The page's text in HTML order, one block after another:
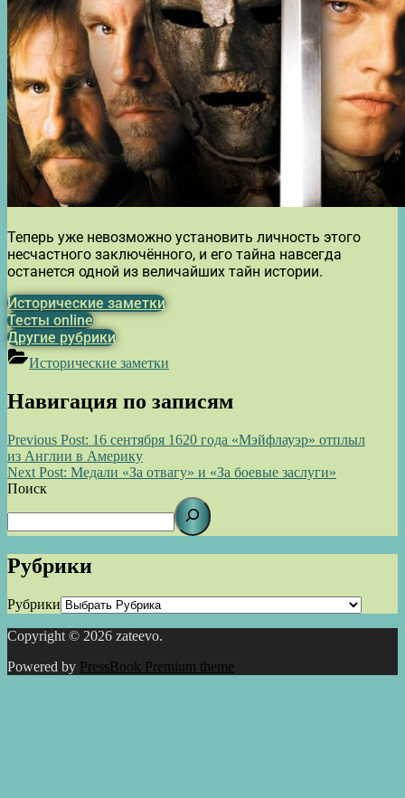
Теперь уже невозможно установить личность этого
несчастного заключённого, и его тайна навсегда
останется одной из величайших тайн истории.
Исторические заметки
Тесты online
Другие рубрики
Исторические заметки
Навигация по записям
Previous Post: 16 сентября 1620 года «Мэйфлауэр» отплыл
из Англии в Америку
Next Post: Медали «За отвагу» и «За боевые заслуги»
Поиск
Рубрики
Рубрики
Copyright © 2026 zateevo.
Powered by PressBook Premium theme